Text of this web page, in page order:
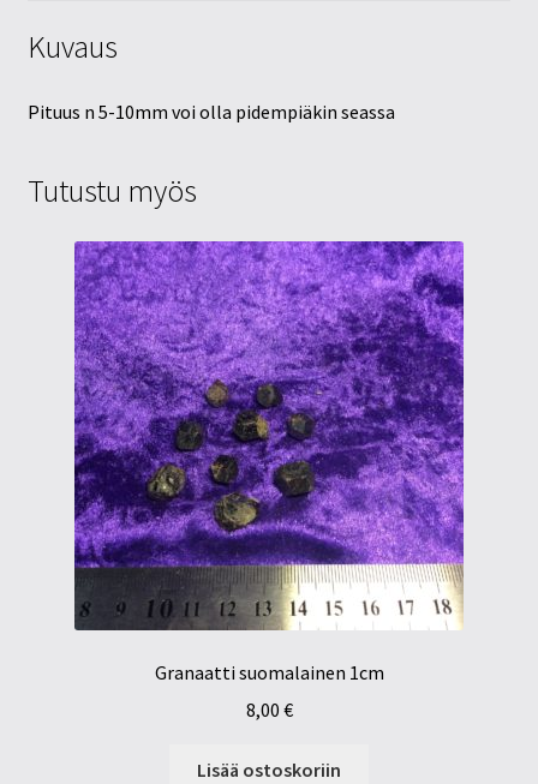
Kuvaus
Pituus n 5-10mm voi olla pidempiäkin seassa
Tutustu myös
Granaatti suomalainen 1cm
8,00 €
Lisää ostoskoriin